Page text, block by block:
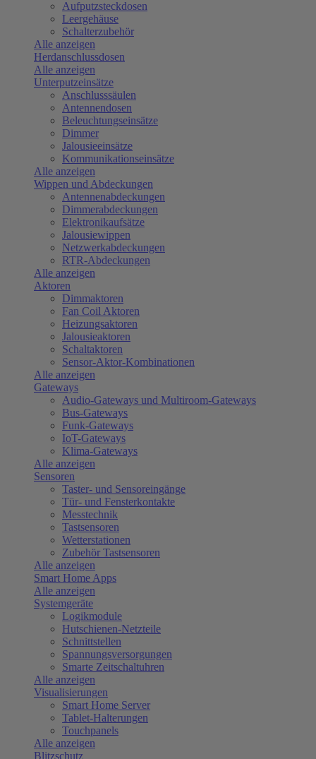
Aufputzsteckdosen
Leergehäuse
Schalterzubehör
Alle anzeigen
Herdanschlussdosen
Alle anzeigen
Unterputzeinsätze
Anschlusssäulen
Antennendosen
Beleuchtungseinsätze
Dimmer
Jalousieeinsätze
Kommunikationseinsätze
Alle anzeigen
Wippen und Abdeckungen
Antennenabdeckungen
Dimmerabdeckungen
Elektronikaufsätze
Jalousiewippen
Netzwerkabdeckungen
RTR-Abdeckungen
Alle anzeigen
Aktoren
Dimmaktoren
Fan Coil Aktoren
Heizungsaktoren
Jalousieaktoren
Schaltaktoren
Sensor-Aktor-Kombinationen
Alle anzeigen
Gateways
Audio-Gateways und Multiroom-Gateways
Bus-Gateways
Funk-Gateways
IoT-Gateways
Klima-Gateways
Alle anzeigen
Sensoren
Taster- und Sensoreingänge
Tür- und Fensterkontakte
Messtechnik
Tastsensoren
Wetterstationen
Zubehör Tastsensoren
Alle anzeigen
Smart Home Apps
Alle anzeigen
Systemgeräte
Logikmodule
Hutschienen-Netzteile
Schnittstellen
Spannungsversorgungen
Smarte Zeitschaltuhren
Alle anzeigen
Visualisierungen
Smart Home Server
Tablet-Halterungen
Touchpanels
Alle anzeigen
Blitzschutz